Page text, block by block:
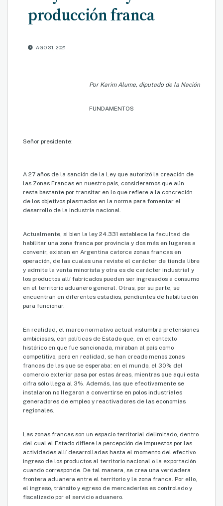
producción franca
AGO 31, 2021
Por Karim Alume, diputado de la Nación
FUNDAMENTOS
Señor presidente:
A 27 años de la sanción de la Ley que autorizó la creación de
las Zonas Francas en nuestro país, consideramos que aún
resta bastante por transitar en lo que refiere a la concreción
de los objetivos plasmados en la norma para fomentar el
desarrollo de la industria nacional.
Actualmente, si bien la ley 24.331 establece la facultad de
habilitar una zona franca por provincia y dos más en lugares a
convenir, existen en Argentina catorce zonas francas en
operación, de las cuales una reviste el carácter de tienda libre
y admite la venta minorista y otra es de carácter industrial y
los productos allí fabricados pueden ser ingresados a consumo
en el territorio aduanero general. Otras, por su parte, se
encuentran en diferentes estadios, pendientes de habilitación
para funcionar.
En realidad, el marco normativo actual vislumbra pretensiones
ambiciosas, con políticas de Estado que, en el contexto
histórico en que fue sancionada, miraban al país como
competitivo, pero en realidad, se han creado menos zonas
francas de las que se esperaba: en el mundo, el 30% del
comercio exterior pasa por estas áreas, mientras que aquí esta
cifra sólo llega al 3%. Además, las que efectivamente se
instalaron no llegaron a convertirse en polos industriales
generadores de empleo y reactivadores de las economías
regionales.
Las zonas francas son un espacio territorial delimitado, dentro
del cual el Estado difiere la percepción de impuestos por las
actividades allí desarrolladas hasta el momento del efectivo
ingreso de los productos al territorio nacional o la exportación
cuando corresponde. De tal manera, se crea una verdadera
frontera aduanera entre el territorio y la zona franca. Por ello,
el ingreso, tránsito y egreso de mercaderías es controlado y
fiscalizado por el servicio aduanero.